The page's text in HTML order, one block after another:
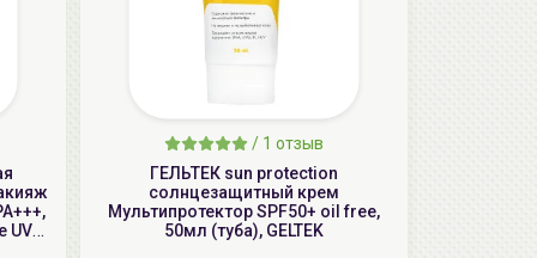
-26%
UV
/ 1 отзыв
ГЕЛЬТЕК sun protection
солнцезащитный крем
Мультипротектор SPF50+ oil free,
50мл (туба), GELTEK